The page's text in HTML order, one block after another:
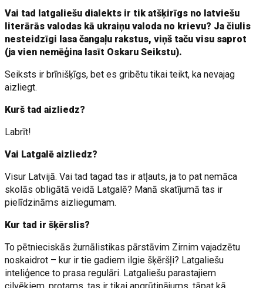
Vai tad latgaliešu dialekts ir tik atšķirīgs no latviešu
literārās valodas kā ukraiņu valoda no krievu? Ja čiulis
nesteidzīgi lasa čangaļu rakstus, viņš taču visu saprot
(ja vien nemēģina lasīt Oskaru Seikstu).
Seiksts ir brīnišķīgs, bet es gribētu tikai teikt, ka nevajag
aizliegt.
Kurš tad aizliedz?
Labrīt!
Vai Latgalē aizliedz?
Visur Latvijā. Vai tad tagad tas ir atļauts, ja to pat nemāca
skolās obligātā veidā Latgalē? Manā skatījumā tas ir
pielīdzināms aizliegumam.
Kur tad ir šķērslis?
To pētnieciskās žurnālistikas pārstāvim Zirnim vajadzētu
noskaidrot – kur ir tie gadiem ilgie šķēršļi? Latgaliešu
inteliģence to prasa regulāri. Latgaliešu parastajiem